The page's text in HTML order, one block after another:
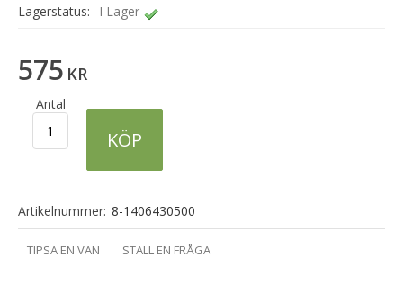
Lagerstatus: I Lager
575 KR
Antal
KÖP
Artikelnummer: 8-1406430500
TIPSA EN VÄN STÄLL EN FRÅGA